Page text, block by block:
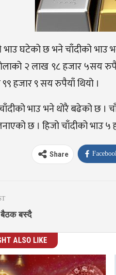
घटेको छ भने चाँदीको भाउ
२ लाख ९८ हजार ५सय
हजार ९ सय रुपैयाँ थियो ।
भाउ भने थोरै बढेको छ ।
छ । हिजो चाँदीको भाउ ५
Share
बैठक बस्दै
ALSO LIKE